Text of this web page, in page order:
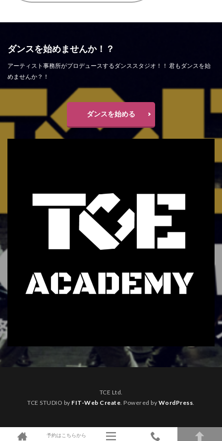
ダンスを始めませんか！？
アーティスト事務所がプロデュースするダンススタジオ！！ 君もダンスを始
めませんか？！
ダンスを始める
TCE Ltd.
TCE STUDIO by FIT-Web Create . Powered by WordPress
予約はこちらから